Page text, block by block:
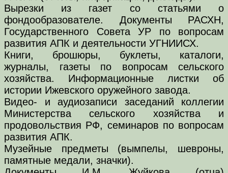
Вырезки из газет со статьями о
фондообразователе. Документы РАСХН,
Государственного Совета УР по вопросам
развития АПК и деятельности УГНИИСХ.
Книги, брошюры, буклеты, каталоги,
журналы, газеты по вопросам сельского
хозяйства. Информационные листки об
истории Ижевского оружейного завода.
Видео- и аудиозаписи заседаний коллегии
Министерства сельского хозяйства и
продовольствия РФ, семинаров по вопросам
развития АПК.
Музейные предметы (вымпелы, шевроны,
памятные медали, значки).